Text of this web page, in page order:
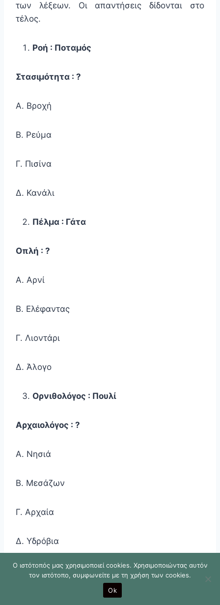
των λέξεων. Οι απαντήσεις δίδονται στο
τέλος.
Ροή : Ποταμός
Στασιμότητα : ?
Α. Βροχή
Β. Ρεύμα
Γ. Πισίνα
Δ. Κανάλι
Πέλμα : Γάτα
Οπλή : ?
Α. Αρνί
Β. Ελέφαντας
Γ. Λιοντάρι
Δ. Άλογο
Ορνιθολόγος : Πουλί
Αρχαιολόγος : ?
Α. Νησιά
Β. Μεσάζων
Γ. Αρχαία
Δ. Υδρόβια
Πάγος : Κρύο
Ο ιστότοπός μας χρησιμοποιεί cookies. Χρησιμοποιώντας αυτόν
τον ιστότοπο, συμφωνείτε με τη χρήση των cookies.
Ok